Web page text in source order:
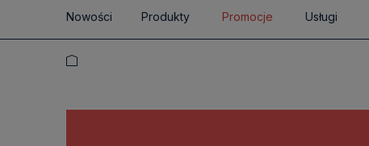
Nowości Produkty Promocje Usługi